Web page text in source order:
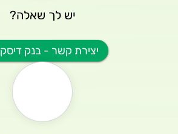
יש לך שאלה?
יצירת קשר - בנק